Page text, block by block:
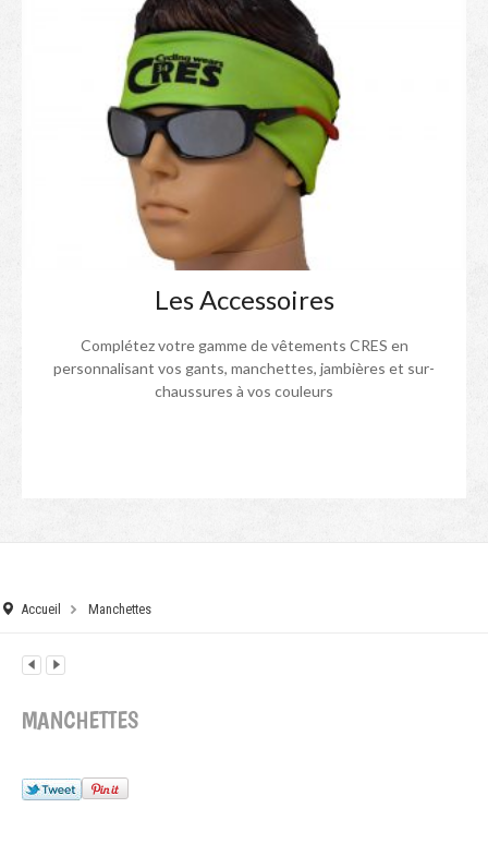
Les Accessoires
Complétez votre gamme de vêtements CRES en
personnalisant vos gants, manchettes, jambières et sur-
chaussures à vos couleurs
Accueil Manchettes
MANCHETTES